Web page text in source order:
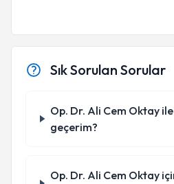
Sık Sorulan Sorular
Op. Dr. Ali Cem Oktay
geçerim?
Op. Dr. Ali Cem Oktay